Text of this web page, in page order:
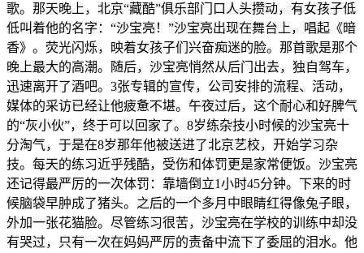
歌。那天晚上，北京“藏酷”俱乐部门口人头攒动，有女孩子低
低叫着他的名字：“沙宝亮！”沙宝亮出现在舞台上，唱起《暗
香》。荧光闪烁，映着女孩子们兴奋痴迷的脸。那首歌是那个
晚上最大的高潮。随后，沙宝亮悄然从后门出去，独自驾车，
迅速离开了酒吧。3张专辑的宣传，公司安排的流程、活动，
媒体的采访已经让他疲惫不堪。午夜过后，这个耐心和好脾气
的“灰小伙”，终于可以回家了。8岁练杂技小时候的沙宝亮十
分淘气，于是在8岁那年他被送进了北京艺校，开始学习杂
技。每天的练习近乎残酷，受伤和体罚更是家常便饭。沙宝亮
还记得最严厉的一次体罚：靠墙倒立1小时45分钟。下来的时
候脑袋早肿成了猪头。之后的一个多月中眼睛红得像兔子眼，
外加一张花猫脸。尽管练习很苦，沙宝亮在学校的训练中却没
有哭过，只有一次在妈妈严厉的责备中流下了委屈的泪水。他